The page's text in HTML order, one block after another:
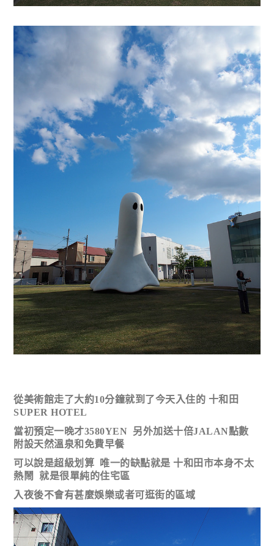
從美術館走了大約10分鐘就到了今天入住的 十和田
SUPER HOTEL
當初預定一晚才3580YEN 另外加送十倍JALAN點數
附設天然溫泉和免費早餐
可以說是超級划算 唯一的缺點就是 十和田市本身不太
熱鬧 就是很單純的住宅區
入夜後不會有甚麼娛樂或者可逛街的區域